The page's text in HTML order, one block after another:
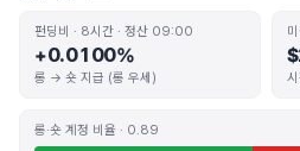
펀딩비 · 8시간 · 정산 09:00
+0.0100%
롱 → 숏 지급 (롱 우세)
롱·숏 계정 비율 · 0.89